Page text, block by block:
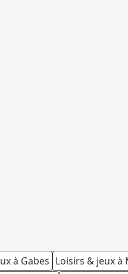
à Gabes Loisirs & jeux à